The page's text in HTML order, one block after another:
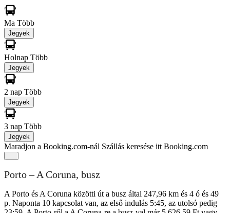
Ma Több
Jegyek
Holnap Több
Jegyek
2 nap Több
Jegyek
3 nap Több
Jegyek
Maradjon a Booking.com-nál Szállás keresése itt Booking.com
Porto – A Coruna, busz
A Porto és A Coruna közötti út a busz által 247,96 km és 4 ó és 49
p. Naponta 10 kapcsolat van, az első indulás 5:45, az utolsó pedig